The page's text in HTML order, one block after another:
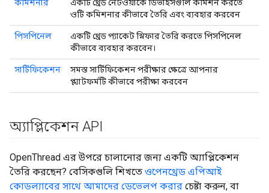
কমিশনার
একটি থ্রেড নেটওয়ার্কে ডিভাইসগুলি কমিশন করতে
ওটি কমিশনার কীভাবে তৈরি এবং ব্যবহার করবেন
পিসপিনেল
একটি থ্রেড প্যাকেট স্নিফার তৈরি করতে পিসপিনেল
কীভাবে ব্যবহার করবেন।
সার্টিফিকেশন
সমস্ত সার্টিফিকেশন পরীক্ষার ক্ষেত্রে আপনার
প্ল্যাটফর্মটি কীভাবে পরীক্ষা করবেন
অ্যাপ্লিকেশন API
OpenThread এর উপরে চালানোর জন্য একটি অ্যাপ্লিকেশন
তৈরি করছেন? বেসিকগুলি শিখতে ওপেনথ্রেড এপিআই
কোডল্যাবের সাথে আমাদের ডেভেলপ করার চেষ্টা করুন, বা